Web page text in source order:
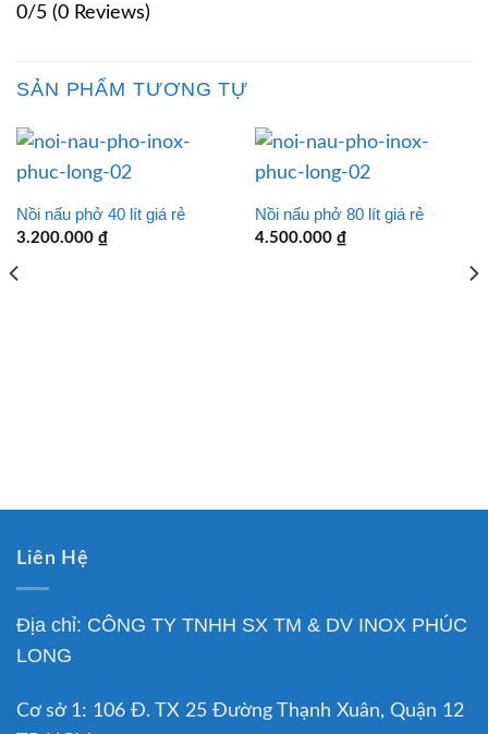
0/5 (0 Reviews)
SẢN PHẨM TƯƠNG TỰ
Nồi nấu phở 40 lít giá rẻ
3.200.000 ₫
Nồi nấu phở 80 lít giá rẻ
4.500.000 ₫
Liên Hệ
Địa chỉ: CÔNG TY TNHH SX TM & DV INOX PHÚC
LONG
Cơ sở 1: 106 Đ. TX 25 Đường Thạnh Xuân, Quận 12